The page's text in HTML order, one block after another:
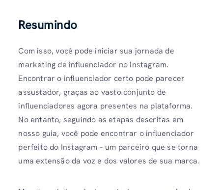
Resumindo
Com isso, você pode iniciar sua jornada de
marketing de influenciador no Instagram.
Encontrar o influenciador certo pode parecer
assustador, graças ao vasto conjunto de
influenciadores agora presentes na plataforma.
No entanto, seguindo as etapas descritas em
nosso guia, você pode encontrar o influenciador
perfeito do Instagram – um parceiro que se torna
uma extensão da voz e dos valores de sua marca.